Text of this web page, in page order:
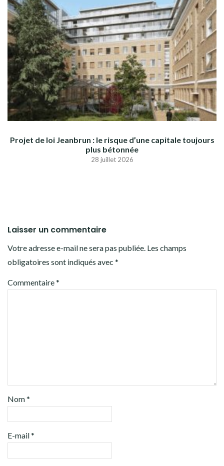
Projet de loi Jeanbrun : le risque d’une capitale toujours
plus bétonnée
28 juillet 2026
Laisser un commentaire
Votre adresse e-mail ne sera pas publiée. Les champs
obligatoires sont indiqués avec *
Commentaire*
Nom*
E-mail*